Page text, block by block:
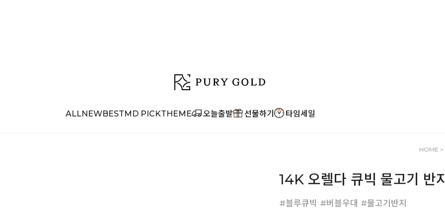
ALLNEWBESTMD PICKTHEME 오늘출발 선물하기 타임세일
HOME >
14K 오렐다 큐빅 물고기 반
#블루큐빅 #버블우대 #물고기반지